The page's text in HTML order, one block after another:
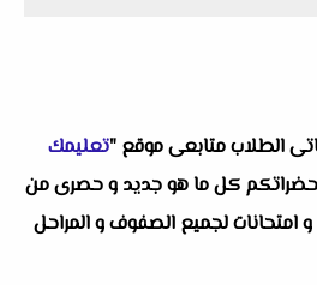
الطلاب متابعى موقع "تعليمك
كل ما هو جديد و حصرى من
امتحانات لجميع الصفوف و المراحل